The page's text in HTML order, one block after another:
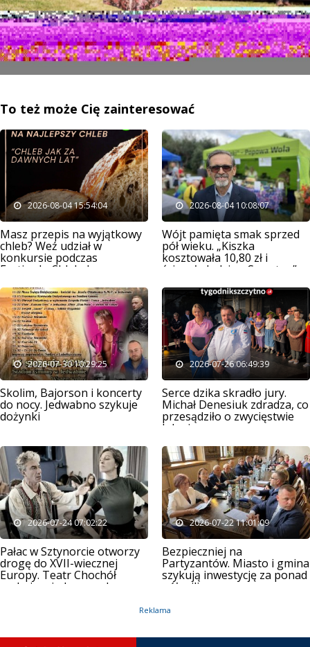
To też może Cię zainteresować
2026-08-04 15:54:04
Masz przepis na wyjątkowy
chleb? Weź udział w
konkursie podczas
Festiwalu Chleba!
2026-08-04 10:08:07
Wójt pamięta smak sprzed
pół wieku. „Kiszka
kosztowała 10,80 zł i
ściągała ludzi ze Szczytna”
2026-07-30 10:29:25
Skolim, Bajorson i koncerty
do nocy. Jedwabno szykuje
dożynki
2026-07-26 06:49:39
Serce dzika skradło jury.
Michał Denesiuk zdradza, co
przesądziło o zwycięstwie
Jelenia
2026-07-24 07:02:22
Pałac w Sztynorcie otworzy
drogę do XVII-wiecznej
Europy. Teatr Chochół
szykuje międzynarodową
2026-07-22 11:01:09
Bezpieczniej na
Partyzantów. Miasto i gmina
szykują inwestycję za ponad
pół miliona
Reklama